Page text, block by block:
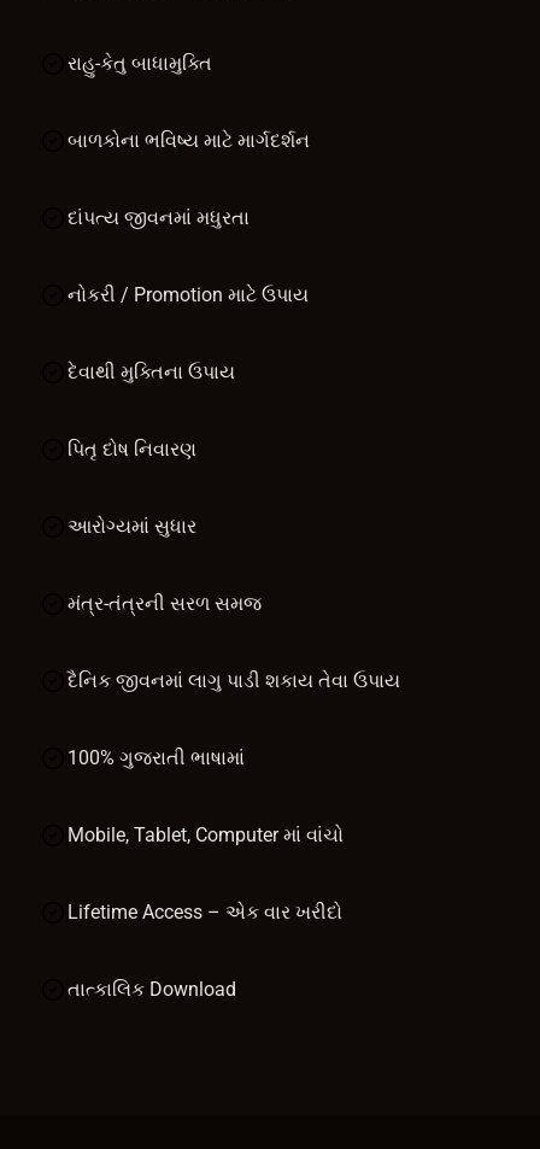
રાહુ-કેતુ બાધામુક્તિ
બાળકોના ભવિષ્ય માટે માર્ગદર્શન
દાંપત્ય જીવનમાં મધુરતા
નોકરી / Promotion માટે ઉપાય
દેવાથી મુક્તિના ઉપાય
પિતૃ દોષ નિવારણ
આરોગ્યમાં સુધાર
મંત્ર-તંત્રની સરળ સમજ
દૈનિક જીવનમાં લાગુ પાડી શકાય તેવા ઉપાય
100% ગુજરાતી ભાષામાં
Mobile, Tablet, Computer માં વાંચો
Lifetime Access – એક વાર ખરીદો
તાત્કાલિક Download